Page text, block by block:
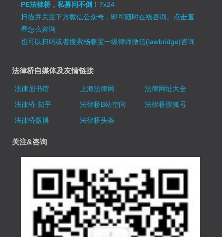
PE法律桥，私募问不倒！7x24
扫描并关注下方微信公众号，即可随时在线咨询。 点击查
看怎么咨询
也可以扫码或者搜索杨春宝一级律师微信(lawbridge)咨询
法律桥自媒体及友情链接
法律图书馆 上海法律网
法律网址大全
法律桥-知乎
法律桥B站空间
法律桥搜狐号
法律桥微博
法律桥头条
关注&咨询